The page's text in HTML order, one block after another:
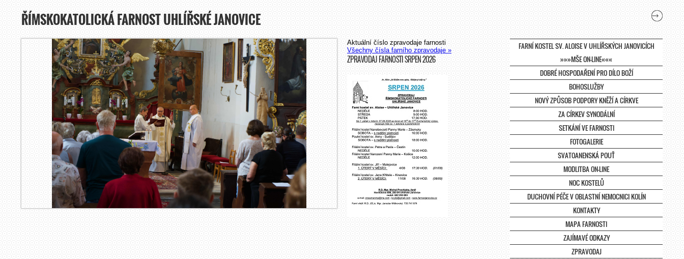
ŘÍMSKOKATOLICKÁ FARNOST UHLÍŘSKÉ JANOVICE
Aktuální číslo zpravodaje farnosti
Všechny čísla farního zpravodaje »
ZPRAVODAJ FARNOSTI SRPEN 2026
FARNÍ KOSTEL SV. ALOISE V UHLÍŘSKÝCH JANOVICÍCH
»»»MŠE ON-LINE«««
DOBRÉ HOSPODAŘENÍ PRO DÍLO BOŽÍ
BOHOSLUŽBY
NOVÝ ZPŮSOB PODPORY KNĚŽÍ A CÍRKVE
ZA CÍRKEV SYNODÁLNÍ
SETKÁNÍ VE FARNOSTI
FOTOGALERIE
SVATOANENSKÁ POUŤ
MODLITBA ON-LINE
NOC KOSTELŮ
DUCHOVNÍ PÉČE V OBLASTNÍ NEMOCNICI KOLÍN
KONTAKTY
MAPA FARNOSTI
ZAJÍMAVÉ ODKAZY
ZPRAVODAJ